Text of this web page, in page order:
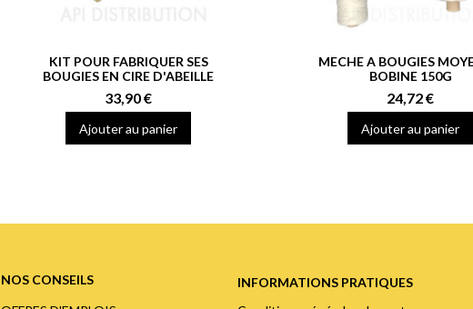
KIT POUR FABRIQUER SES
BOUGIES EN CIRE D'ABEILLE
33,90 €
Ajouter au panier
MECHE A BOUGIES
BOBINE 150G
24,72 €
Ajouter au panier
NOS CONSEILS
INFORMATIONS PRATIQUES